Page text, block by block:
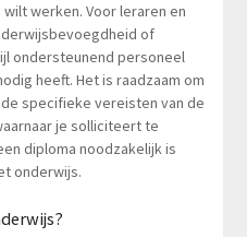
werken. Voor leraren en
of
ondersteunend personeel
heeft. Het is raadzaam om
specifieke vereisten van de
je solliciteert te
diploma noodzakelijk is
onderwijs.